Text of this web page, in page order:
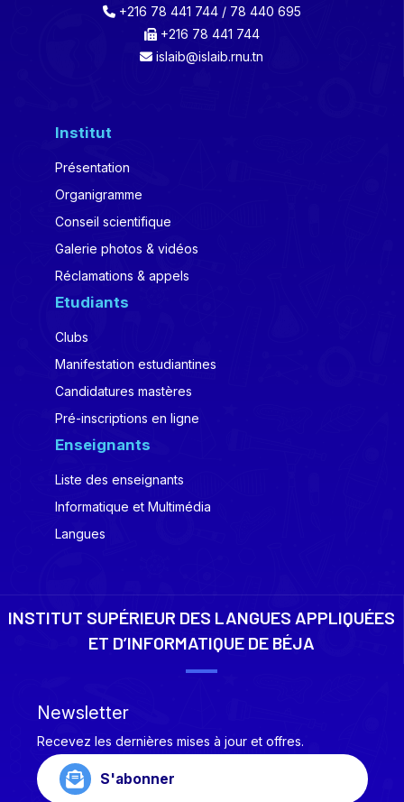
+216 78 441 744 / 78 440 695
+216 78 441 744
islaib@islaib.rnu.tn
Institut
Présentation
Organigramme
Conseil scientifique
Galerie photos & vidéos
Réclamations & appels
Etudiants
Clubs
Manifestation estudiantines
Candidatures mastères
Pré-inscriptions en ligne
Enseignants
Liste des enseignants
Informatique et Multimédia
Langues
INSTITUT SUPÉRIEUR DES LANGUES APPLIQUÉES
ET D’INFORMATIQUE DE BÉJA
Newsletter
Recevez les dernières mises à jour et offres.
S'abonner